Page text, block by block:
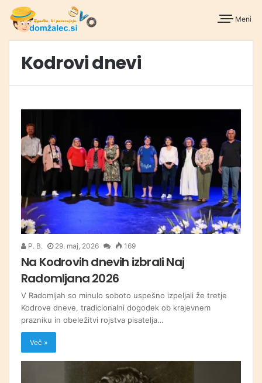
Meni
Kodrovi dnevi
P. B. 29. maj, 2026 169
Na Kodrovih dnevih izbrali Naj
Radomljana 2026
V Radomljah so minulo soboto uspešno izpeljali že tretje
Kodrove dneve, tradicionalni dogodek ob krajevnem
prazniku in obeležitvi rojstva pisatelja…
Več »